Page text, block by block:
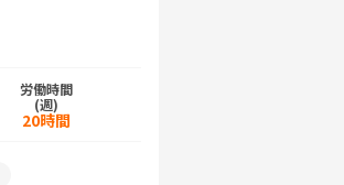
労働時間
(週)
20時間